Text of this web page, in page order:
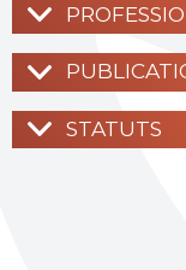
STATUTS